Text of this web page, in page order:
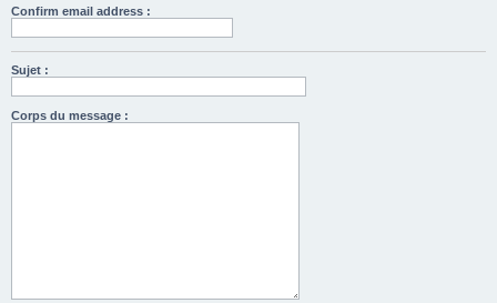
Confirm email address :
Sujet :
Corps du message :